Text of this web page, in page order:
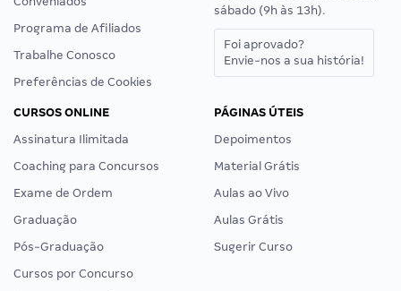
Programa de Afiliados
Trabalhe Conosco
Preferências de Cookies
sábado (9h às 13h).
Foi aprovado?
Envie-nos a sua história!
CURSOS ONLINE
Assinatura Ilimitada
Coaching para Concursos
Exame de Ordem
Graduação
Pós-Graduação
Cursos por Concurso
PÁGINAS ÚTEIS
Depoimentos
Material Grátis
Aulas ao Vivo
Aulas Grátis
Sugerir Curso